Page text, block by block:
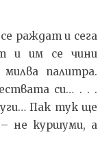
раждат и сега
и им се чини
палитра.
си… . . .
Пак тук ще
не куршуми, а